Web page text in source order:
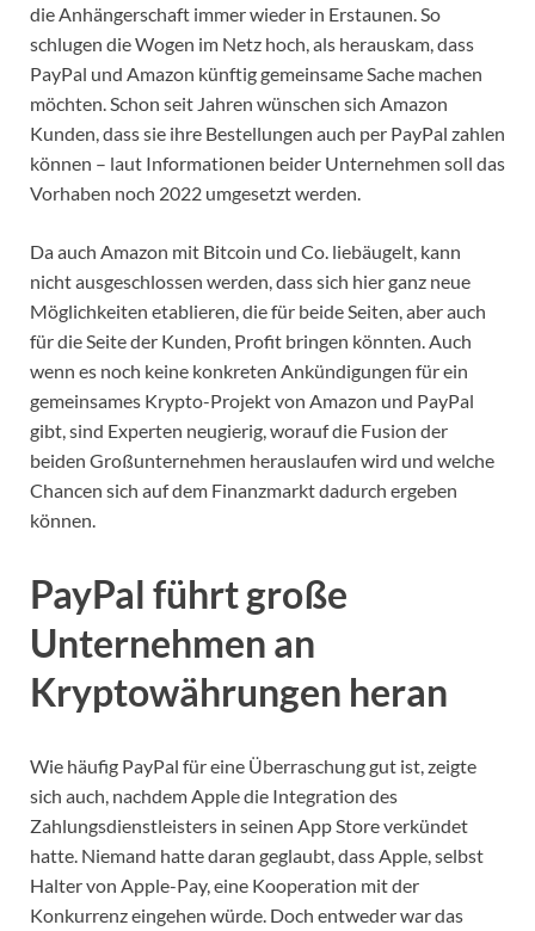
die Anhängerschaft immer wieder in Erstaunen. So
schlugen die Wogen im Netz hoch, als herauskam, dass
PayPal und Amazon künftig gemeinsame Sache machen
möchten. Schon seit Jahren wünschen sich Amazon
Kunden, dass sie ihre Bestellungen auch per PayPal zahlen
können – laut Informationen beider Unternehmen soll das
Vorhaben noch 2022 umgesetzt werden.
Da auch Amazon mit Bitcoin und Co. liebäugelt, kann
nicht ausgeschlossen werden, dass sich hier ganz neue
Möglichkeiten etablieren, die für beide Seiten, aber auch
für die Seite der Kunden, Profit bringen könnten. Auch
wenn es noch keine konkreten Ankündigungen für ein
gemeinsames Krypto-Projekt von Amazon und PayPal
gibt, sind Experten neugierig, worauf die Fusion der
beiden Großunternehmen herauslaufen wird und welche
Chancen sich auf dem Finanzmarkt dadurch ergeben
können.
PayPal führt große
Unternehmen an
Kryptowährungen heran
Wie häufig PayPal für eine Überraschung gut ist, zeigte
sich auch, nachdem Apple die Integration des
Zahlungsdienstleisters in seinen App Store verkündet
hatte. Niemand hatte daran geglaubt, dass Apple, selbst
Halter von Apple-Pay, eine Kooperation mit der
Konkurrenz eingehen würde. Doch entweder war das